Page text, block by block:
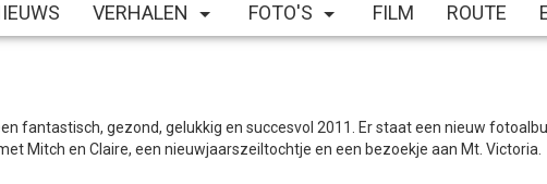
VERHALEN FOTO'S FILM ROUTE
fantastisch, gezond, gelukkig en succesvol 2011. Er staat een nieuw
Mitch en Claire, een nieuwjaarszeiltochtje en een bezoekje aan Mt. Victoria.